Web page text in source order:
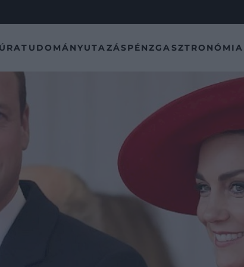
TUDOMÁNYUTAZÁSPÉNZGASZTRONÓMIA